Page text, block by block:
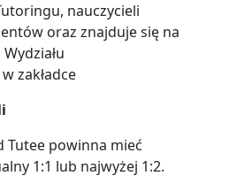
nauczycieli
oraz znajduje się na
zakładce
Tutee powinna mieć
1:1 lub najwyżej 1:2.